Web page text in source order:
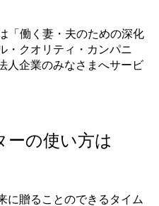
「働く妻・夫のための深化
・クオリティ・カンパニ
人企業のみなさまへサービ
ーの使い方は
に贈ることのできるタイム